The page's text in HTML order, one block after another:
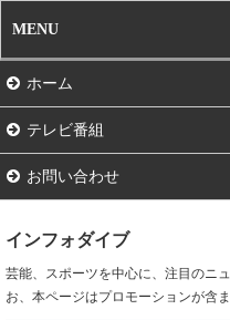
MENU
ホーム
テレビ番組
お問い合わせ
インフォダイブ
芸能、スポーツを中心に、注目のニ
お、本ページはプロモーションが含ま